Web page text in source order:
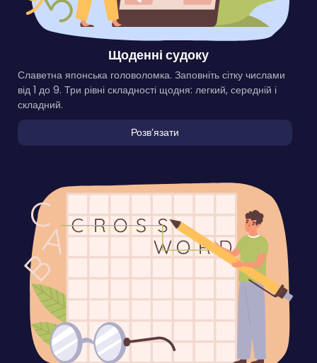
Щоденні судоку
Славетна японська головоломка. Заповніть сітку числами
від 1 до 9. Три рівні складності щодня: легкий, середній і
складний.
Розвʼязати